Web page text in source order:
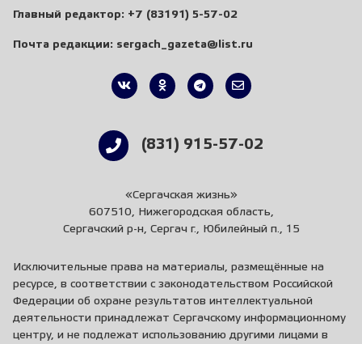
Главный редактор: +7 (83191) 5-57-02
Почта редакции: sergach_gazeta@list.ru
(831) 915-57-02
«Сергачская жизнь»
607510, Нижегородская область,
Сергачский р-н, Сергач г., Юбилейный п., 15
Исключительные права на материалы, размещённые на
ресурсе, в соответствии с законодательством Российской
Федерации об охране результатов интеллектуальной
деятельности принадлежат Сергачскому информационному
центру, и не подлежат использованию другими лицами в